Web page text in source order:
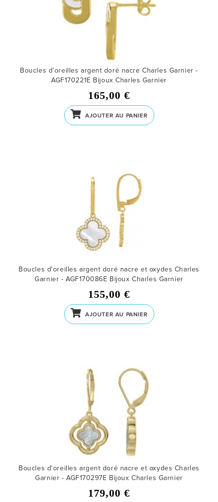
Boucles d'oreilles argent doré nacre Charles Garnier -
AGF170221E Bijoux Charles Garnier
165,00 €
AJOUTER AU PANIER
Boucles d'oreilles argent doré nacre et oxydes Charles
Garnier - AGF170086E Bijoux Charles Garnier
155,00 €
AJOUTER AU PANIER
Boucles d'oreilles argent doré nacre et oxydes Charles
Garnier - AGF170297E Bijoux Charles Garnier
179,00 €